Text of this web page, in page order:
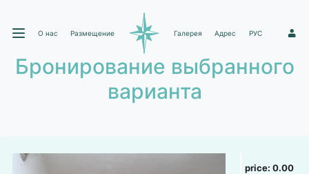
О нас Размещение Галерея Адрес РУС 1
Бронирование выбранного
варианта
price:0.00